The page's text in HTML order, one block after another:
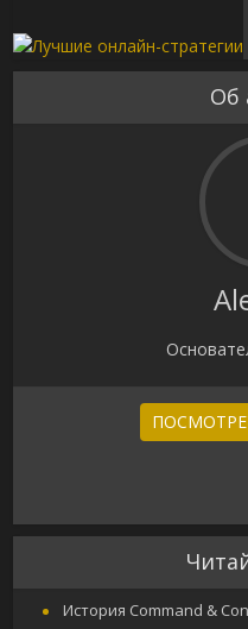
Об
История Command &